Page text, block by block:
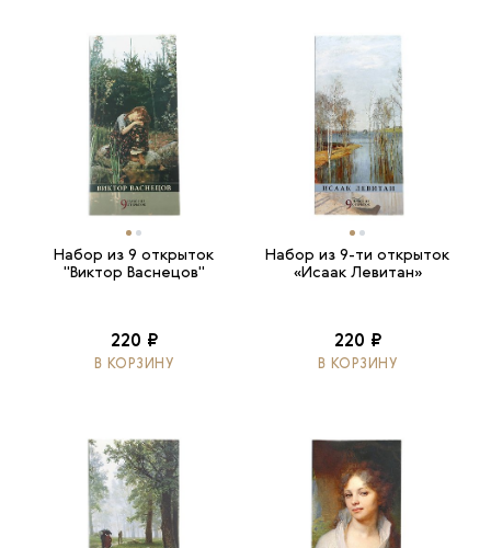
Набор из 9 открыток
"Виктор Васнецов"
220 ₽
В КОРЗИНУ
Набор из 9-ти открыток
«Исаак Левитан»
220 ₽
В КОРЗИНУ